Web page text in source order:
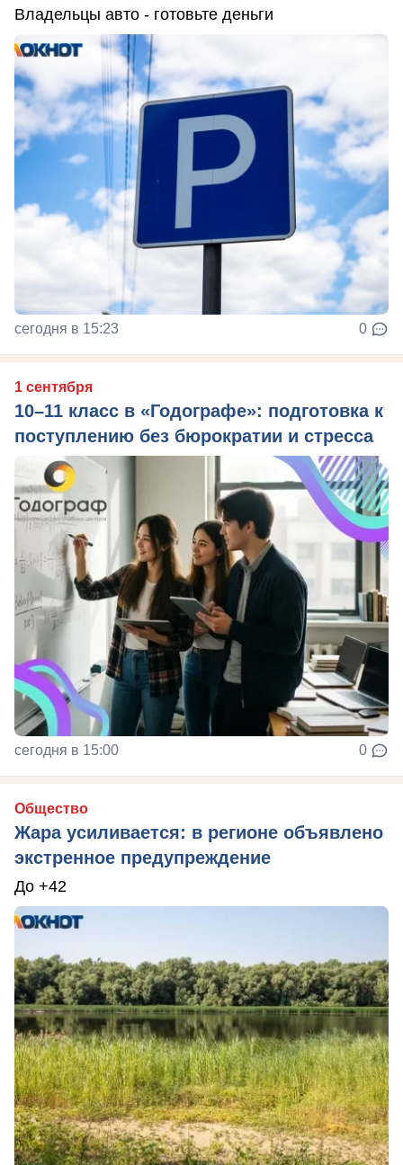
Владельцы авто - готовьте деньги
сегодня в 15:23 0
1 сентября
10–11 класс в «Годографе»: подготовка к
поступлению без бюрократии и стресса
сегодня в 15:00 0
Общество
Жара усиливается: в регионе объявлено
экстренное предупреждение
До +42